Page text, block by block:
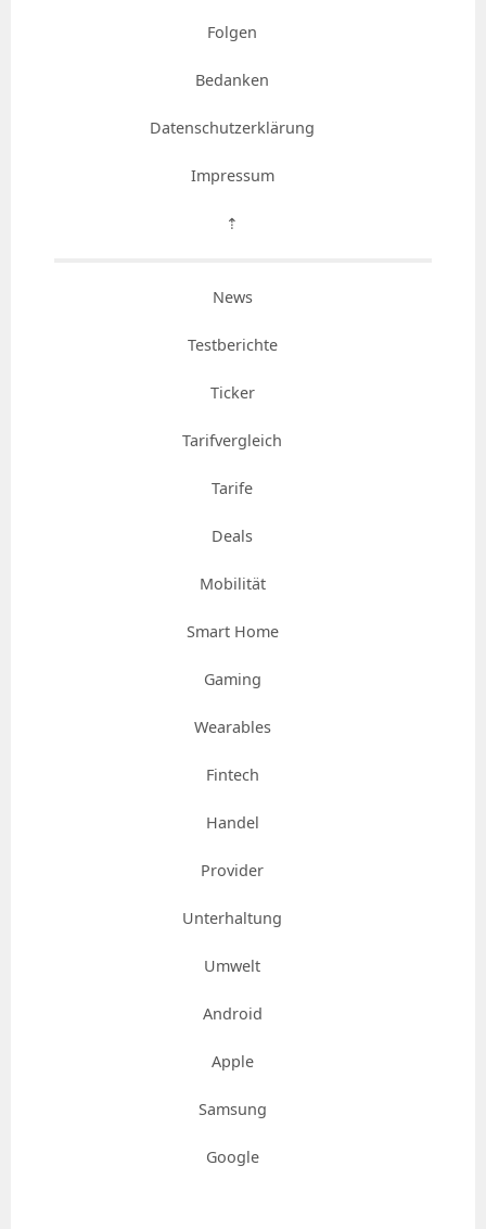
Folgen
Bedanken
Datenschutzerklärung
Impressum
⇡
News
Testberichte
Ticker
Tarifvergleich
Tarife
Deals
Mobilität
Smart Home
Gaming
Wearables
Fintech
Handel
Provider
Unterhaltung
Umwelt
Android
Apple
Samsung
Google